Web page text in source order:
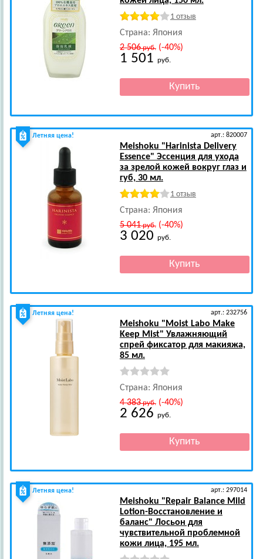
1 отзыв
Страна: Япония
2 506руб.(-40%)
1 501 руб.
Летняя цена! арт.: 820007
Meishoku "Harinista Delivery
Essence" Эссенция для ухода
за зрелой кожей вокруг глаз и
губ, 30 мл.
1 отзыв
Страна: Япония
5 041руб.(-40%)
3 020 руб.
Летняя цена! арт.: 232756
Meishoku "Moist Labo Make
Keep Mist" Увлажняющий
спрей фиксатор для макияжа,
85 мл.
Страна: Япония
4 383руб.(-40%)
2 626 руб.
Летняя цена! арт.: 297014
Meishoku "Repair Balance Mild
Lotion-Восстановление и
баланс" Лосьон для
чувствительной проблемной
кожи лица, 195 мл.